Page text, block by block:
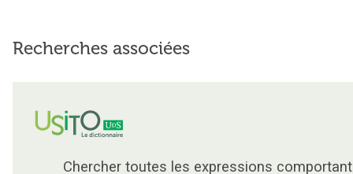
Recherches associées
Chercher toutes les expressions